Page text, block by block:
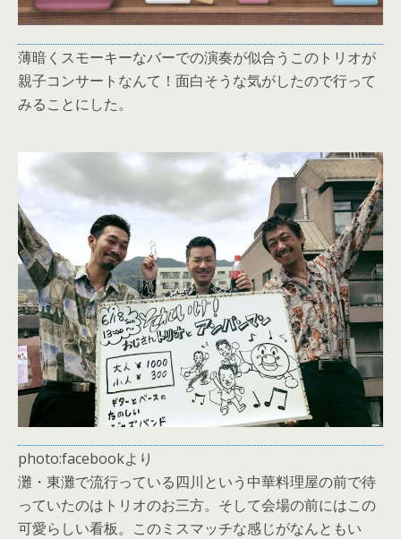
薄暗くスモーキーなバーでの演奏が似合うこのトリオが
親子コンサートなんて！面白そうな気がしたので行って
みることにした。
photo:facebookより
灘・東灘で流行っている四川という中華料理屋の前で待
っていたのはトリオのお三方。そして会場の前にはこの
可愛らしい看板。このミスマッチな感じがなんともい